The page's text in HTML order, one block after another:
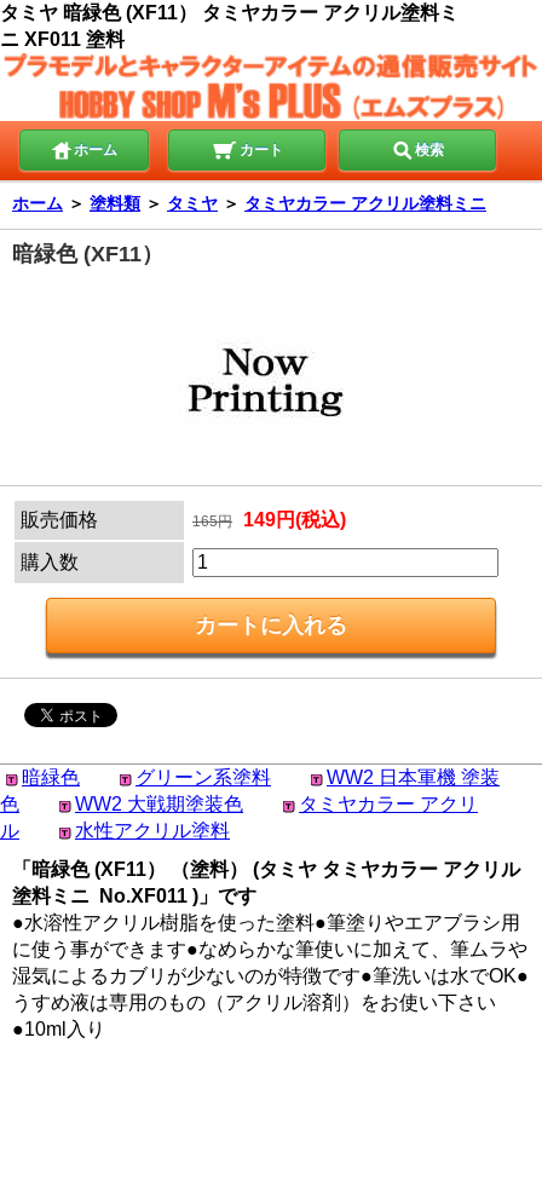
タミヤ 暗緑色 (XF11） タミヤカラー アクリル塗料ミ
ニ XF011 塗料
ホーム カート 検索
ホーム ＞ 塗料類 ＞ タミヤ ＞ タミヤカラー アクリル塗料ミニ
暗緑色 (XF11）
販売価格 165円 149円(税込)
購入数
暗緑色 グリーン系塗料
WW2 日本軍機 塗装
色
WW2 大戦期塗装色
タミヤカラー アクリ
ル
水性アクリル塗料
「暗緑色 (XF11） （塗料） (タミヤ タミヤカラー アクリル
塗料ミニ No.XF011 )」です
●水溶性アクリル樹脂を使った塗料●筆塗りやエアブラシ用
に使う事ができます●なめらかな筆使いに加えて、筆ムラや
湿気によるカブリが少ないのが特徴です●筆洗いは水でOK●
うすめ液は専用のもの（アクリル溶剤）をお使い下さい
●10ml入り